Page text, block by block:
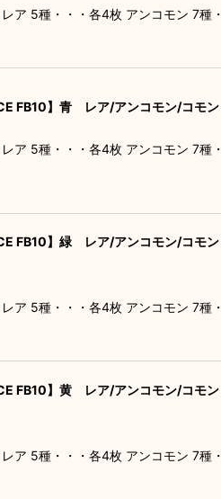
ア 5種・・・各4枚 アンコモン 7種
FB10】青 レア/アンコモン/コモ
ア 5種・・・各4枚 アンコモン 7種
FB10】緑 レア/アンコモン/コモ
ア 5種・・・各4枚 アンコモン 7種
FB10】黄 レア/アンコモン/コモ
ア 5種・・・各4枚 アンコモン 7種